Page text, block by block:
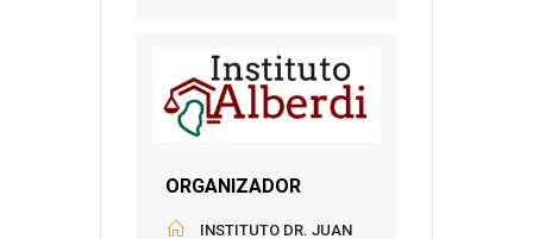
ORGANIZADOR
INSTITUTO DR. JUAN